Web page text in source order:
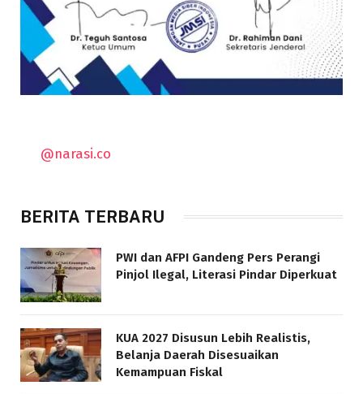
@narasi.co
BERITA TERBARU
PWI dan AFPI Gandeng Pers Perangi
Pinjol Ilegal, Literasi Pindar Diperkuat
KUA 2027 Disusun Lebih Realistis,
Belanja Daerah Disesuaikan
Kemampuan Fiskal